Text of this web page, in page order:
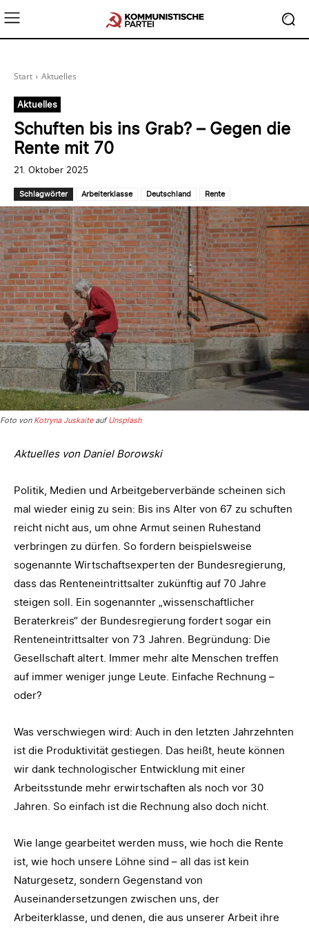
Start Aktuelles
Aktuelles
Schuften bis ins Grab? – Gegen die
Rente mit 70
21. Oktober 2025
Schlagwörter Arbeiterklasse Deutschland Rente
Foto von Kotryna JuskaiteaufUnsplash
Aktuelles von Daniel Borowski
Politik, Medien und Arbeitgeberverbände scheinen sich
mal wieder einig zu sein: Bis ins Alter von 67 zu schuften
reicht nicht aus, um ohne Armut seinen Ruhestand
verbringen zu dürfen. So fordern beispielsweise
sogenannte Wirtschaftsexperten der Bundesregierung,
dass das Renteneintrittsalter zukünftig auf 70 Jahre
steigen soll. Ein sogenannter „wissenschaftlicher
Beraterkreis“ der Bundesregierung fordert sogar ein
Renteneintrittsalter von 73 Jahren. Begründung: Die
Gesellschaft altert. Immer mehr alte Menschen treffen
auf immer weniger junge Leute. Einfache Rechnung –
oder?
Was verschwiegen wird: Auch in den letzten Jahrzehnten
ist die Produktivität gestiegen. Das heißt, heute können
wir dank technologischer Entwicklung mit einer
Arbeitsstunde mehr erwirtschaften als noch vor 30
Jahren. So einfach ist die Rechnung also doch nicht.
Wie lange gearbeitet werden muss, wie hoch die Rente
ist, wie hoch unsere Löhne sind – all das ist kein
Naturgesetz, sondern Gegenstand von
Auseinandersetzungen zwischen uns, der
Arbeiterklasse, und denen, die aus unserer Arbeit ihre